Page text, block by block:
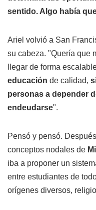
sentido. Algo había
Ariel volvió a San
su cabeza. "Quería que
llegar de forma
educación de calidad,
personas a depender
endeudarse".
Pensó y pensó.
conceptos nodales de
iba a proponer un
entre estudiantes de
orígenes diversos,